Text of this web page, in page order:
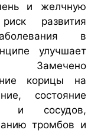
и желчную
развития
в
улучшает
Замечено
корицы на
состояние
и сосудов,
тромбов и